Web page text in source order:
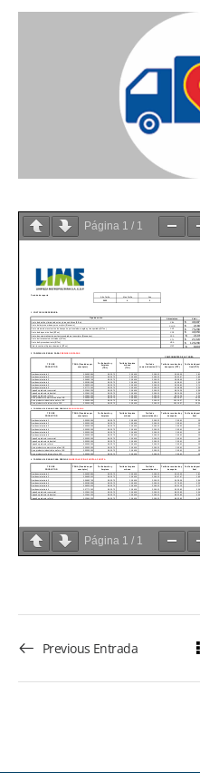
Página 1 / 1
Página 1 / 1
Previous Entrada